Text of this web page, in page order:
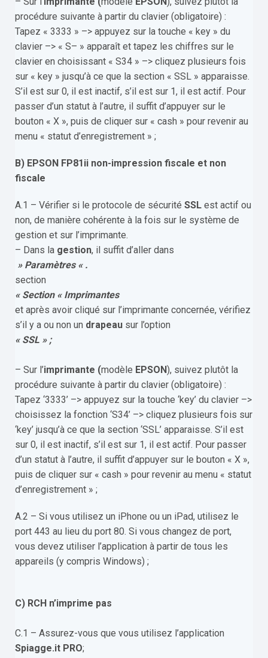
procédure suivante à partir du clavier (obligatoire) :
Tapez « 3333 » –> appuyez sur la touche « key » du
clavier –> « S– » apparaît et tapez les chiffres sur le
clavier en choisissant « S34 » –> cliquez plusieurs fois
sur « key » jusqu’à ce que la section « SSL » apparaisse.
S’il est sur 0, il est inactif, s’il est sur 1, il est actif. Pour
passer d’un statut à l’autre, il suffit d’appuyer sur le
bouton « X », puis de cliquer sur « cash » pour revenir au
menu « statut d’enregistrement » ;
B) EPSON FP81ii non-impression fiscale et non
fiscale
A.1 – Vérifier si le protocole de sécurité SSL est actif ou
non, de manière cohérente à la fois sur le système de
gestion et sur l’imprimante.
– Dans la gestion, il suffit d’aller dans
» Paramètres « .
section
« Section « Imprimantes
et après avoir cliqué sur l’imprimante concernée, vérifiez
s’il y a ou non un drapeau sur l’option
« SSL » ;
– Sur l’imprimante (modèle EPSON), suivez plutôt la
procédure suivante à partir du clavier (obligatoire) :
Tapez ‘3333’ –> appuyez sur la touche ‘key’ du clavier –>
choisissez la fonction ‘S34’ –> cliquez plusieurs fois sur
‘key’ jusqu’à ce que la section ‘SSL’ apparaisse. S’il est
sur 0, il est inactif, s’il est sur 1, il est actif. Pour passer
d’un statut à l’autre, il suffit d’appuyer sur le bouton « X »,
puis de cliquer sur « cash » pour revenir au menu « statut
d’enregistrement » ;
A.2 – Si vous utilisez un iPhone ou un iPad, utilisez le
port 443 au lieu du port 80. Si vous changez de port,
vous devez utiliser l’application à partir de tous les
appareils (y compris Windows) ;
C) RCH n’imprime pas
C.1 – Assurez-vous que vous utilisez l’application
Spiagge.it PRO;